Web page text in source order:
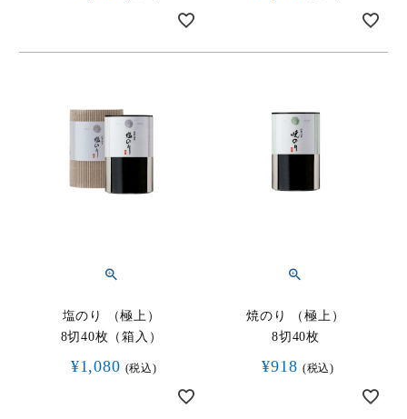
ご贈答用
ご家庭用
取扱店舗
塩のり （極上）
8切40枚（箱入）
¥1,080 税込
焼のり （極上）
8切40枚
¥918 税込